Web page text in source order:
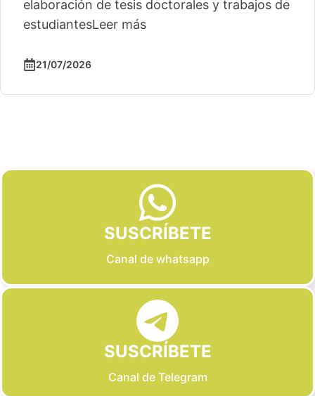
elaboración de tesis doctorales y trabajos de
estudiantesLeer más
21/07/2026
SUSCRÍBETE
Canal de whatsapp
SUSCRÍBETE
Canal de Telegram